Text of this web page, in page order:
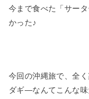
今まで食べた「サー
かった♪
今回の沖縄旅で、全
ダギ―なんてこんな